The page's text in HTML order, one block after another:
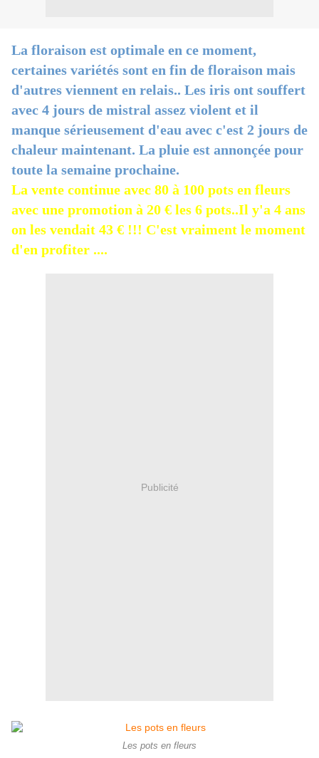
La floraison est optimale en ce moment,
certaines variétés sont en fin de floraison mais
d'autres viennent en relais.. Les iris ont souffert
avec 4 jours de mistral assez violent et il
manque sérieusement d'eau avec c'est 2 jours de
chaleur maintenant. La pluie est annonçée pour
toute la semaine prochaine.
La vente continue avec 80 à 100 pots en fleurs
avec une promotion à 20 € les 6 pots..Il y'a 4 ans
on les vendait 43 € !!! C'est vraiment le moment
d'en profiter ....
Publicité
Les pots en fleurs